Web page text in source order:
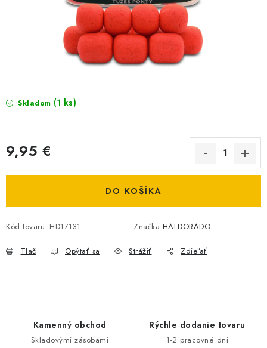
TAŠKY A PÚZDRA
PRETEKÁRSKE SEDAČKY
OBCHODNÉ PODMIENKY
MOJA OBJEDNÁVKA
VRATKY - ODSTÚPENIE OD ZMLUVY - REKLAMACIU
ZNAČKY
Skladom (1 ks)
9,95 €
DO KOŠÍKA
Kód tovaru: HD17131 Značka:HALDORADO
Tlač Opýtať sa Strážiť Zdieľať
Kamenný obchod
Skladovými zásobami
Rýchle dodanie tovaru
1-2 pracovné dni